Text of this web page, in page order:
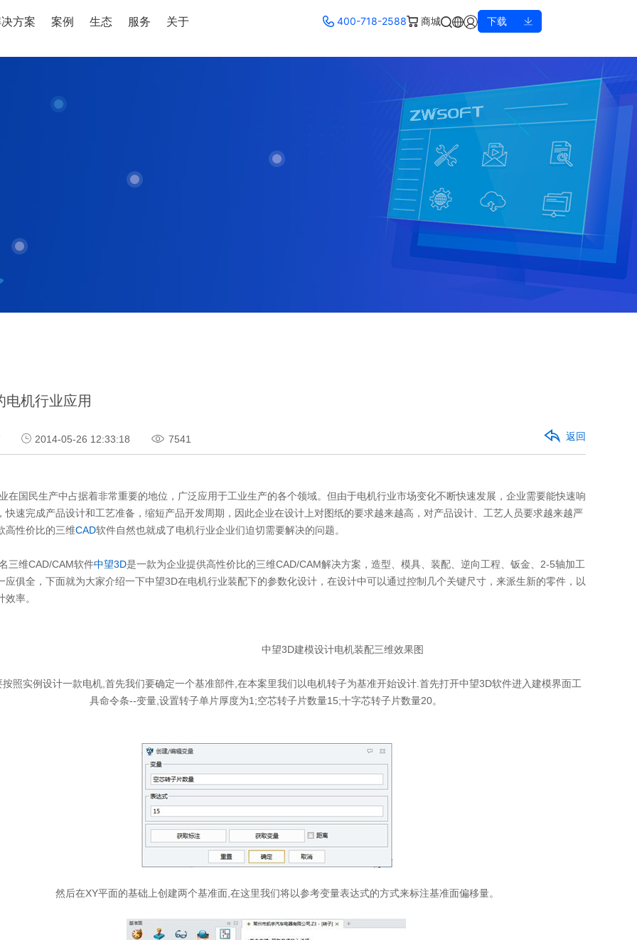
方案 案例 生态 服务 关于 400-718-2588 商城 下载
电机行业应用
2014-05-26 12:33:18 7541 返回
民生产中占据着非常重要的地位，广泛应用于工业生产的各个领域。但由于电机行业市场变化不断快速发展，企业需要能快速响
快速完成产品设计和工艺准备，缩短产品开发周期，因此企业在设计上对图纸的要求越来越高，对产品设计、工艺人员要求越来越严
高性价比的三维CAD软件自然也就成了电机行业企业们迫切需要解决的问题。
维CAD/CAM软件中望3D是一款为企业提供高性价比的三维CAD/CAM解决方案，造型、模具、装配、逆向工程、钣金、2-5轴加工
应俱全，下面就为大家介绍一下中望3D在电机行业装配下的参数化设计，在设计中可以通过控制几个关键尺寸，来派生新的零件，以
率。
中望3D建模设计电机装配三维效果图
例设计一款电机,首先我们要确定一个基准部件,在本案里我们以电机转子为基准开始设计.首先打开中望3D软件进入建模界面工
具命令条--变量,设置转子单片厚度为1;空芯转子片数量15;十字芯转子片数量20。
然后在XY平面的基础上创建两个基准面,在这里我们将以参考变量表达式的方式来标注基准面偏移量。